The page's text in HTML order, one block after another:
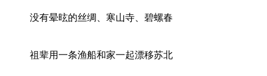
没有晕昡的丝绸、寒山寺、碧螺春
祖辈用一条渔船和家一起漂移苏北